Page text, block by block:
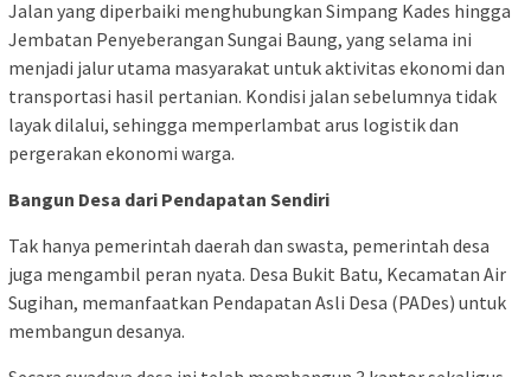
Jalan yang diperbaiki menghubungkan Simpang Kades hingga
Jembatan Penyeberangan Sungai Baung, yang selama ini
menjadi jalur utama masyarakat untuk aktivitas ekonomi dan
transportasi hasil pertanian. Kondisi jalan sebelumnya tidak
layak dilalui, sehingga memperlambat arus logistik dan
pergerakan ekonomi warga.
Bangun Desa dari Pendapatan Sendiri
Tak hanya pemerintah daerah dan swasta, pemerintah desa
juga mengambil peran nyata. Desa Bukit Batu, Kecamatan Air
Sugihan, memanfaatkan Pendapatan Asli Desa (PADes) untuk
membangun desanya.